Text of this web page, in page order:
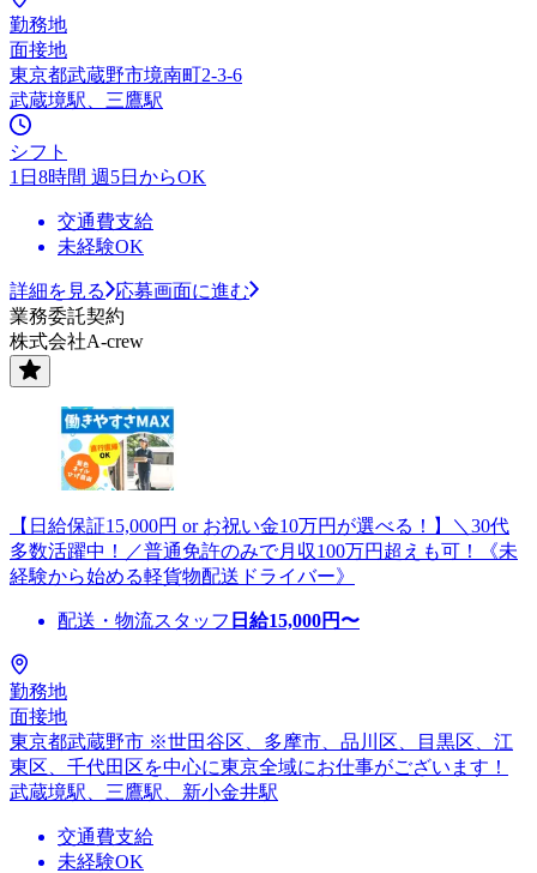
勤務地
面接地
東京都武蔵野市境南町2-3-6
武蔵境駅、三鷹駅
シフト
1日8時間 週5日からOK
交通費支給
未経験OK
詳細を見る
応募画面に進む
業務委託契約
株式会社A-crew
【日給保証15,000円 or お祝い金10万円が選べる！】＼30代
多数活躍中！／普通免許のみで月収100万円超えも可！《未
経験から始める軽貨物配送ドライバー》
配送・物流スタッフ 日給15,000円〜
勤務地
面接地
東京都武蔵野市 ※世田谷区、多摩市、品川区、目黒区、江
東区、千代田区を中心に東京全域にお仕事がございます！
武蔵境駅、三鷹駅、新小金井駅
交通費支給
未経験OK